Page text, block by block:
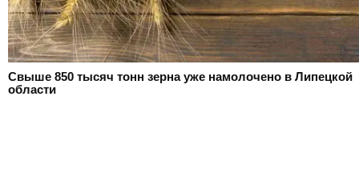
Свыше 850 тысяч тонн зерна уже намолочено в Липецкой
области